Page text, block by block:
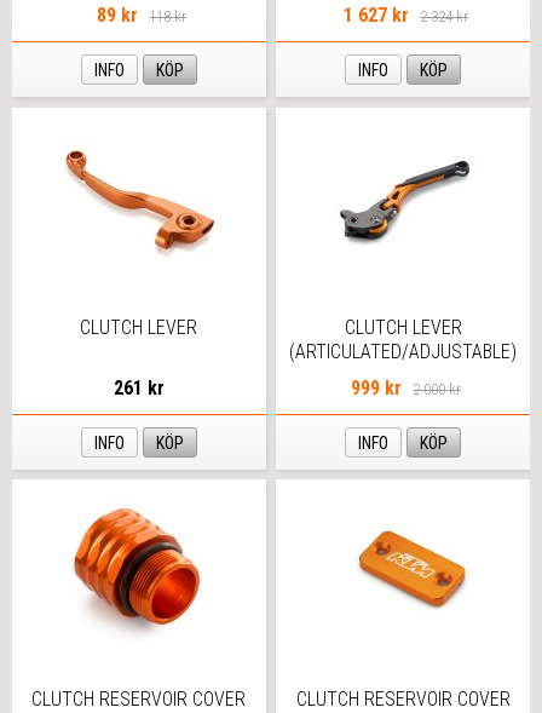
89 kr 118 kr
INFO KÖP
1 627 kr 2 324 kr
INFO KÖP
CLUTCH LEVER
261 kr
INFO KÖP
CLUTCH LEVER
(ARTICULATED/ADJUSTABLE)
999 kr
2 000 kr
INFO KÖP
CLUTCH RESERVOIR COVER CLUTCH RESERVOIR COVER